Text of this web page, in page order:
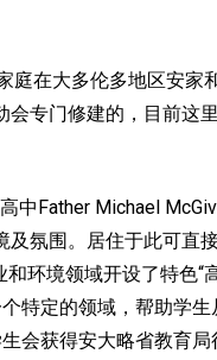
在大多伦多地区安家
专门修建的，目前
中Father Michael
氛围。居住于此可
环境领域开设了特色
特定的领域，帮助学
会获得安大略省教育